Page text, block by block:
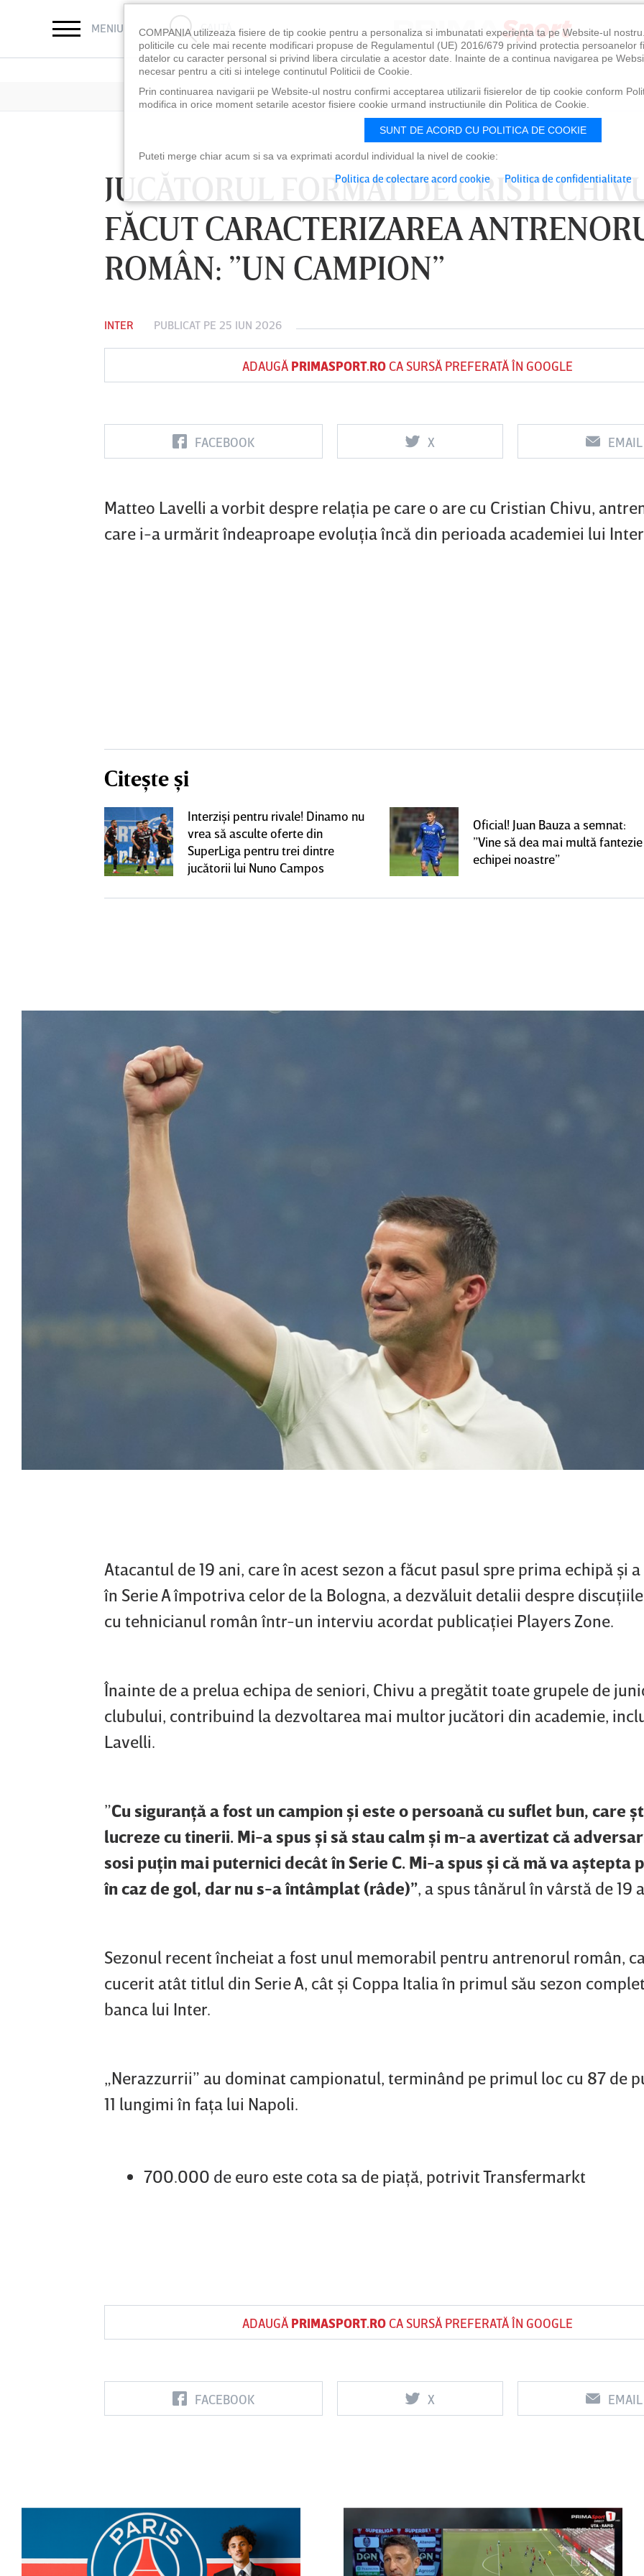
MENIU CAUTĂ
JUCĂTORUL FORMAT DE CRISTI
FĂCUT CARACTERIZAREA
ROMÂN: ”UN CAMPION”
INTER PUBLICAT PE 25 IUN 2026
ADAUGĂ PRIMASPORT.ROCA SURSĂ PREFERATĂ ÎN GOOGLE
FACEBOOK X EMAIL
Matteo Lavelli a vorbit despre relaţia pe care o are cu Cristian Chivu,
care i-a urmărit îndeaproape evoluţia încă din perioada academiei lui
Citește și
Interzişi pentru rivale! Dinamo nu
vrea să asculte oferte din
SuperLiga pentru trei dintre
jucătorii lui Nuno Campos
Oficial! Juan Bauza a semnat:
”Vine să dea mai multă fantezie
echipei noastre”
Atacantul de 19 ani, care în acest sezon a făcut pasul spre prima echipă şi
în Serie A împotriva celor de la Bologna, a dezvăluit detalii despre
cu tehnicianul român într-un interviu acordat publicaţiei Players Zone.
Înainte de a prelua echipa de seniori, Chivu a pregătit toate grupele de
clubului, contribuind la dezvoltarea mai multor jucători din academie,
Lavelli.
”Cu siguranţă a fost un campion şi este o persoană cu suflet bun, care
lucreze cu tinerii. Mi-a spus şi să stau calm şi m-a avertizat că
sosi puţin mai puternici decât în Serie C. Mi-a spus şi că mă va aştepta
în caz de gol, dar nu s-a întâmplat (râde)”, a spus tânărul în vârstă de 19
Sezonul recent încheiat a fost unul memorabil pentru antrenorul român,
cucerit atât titlul din Serie A, cât şi Coppa Italia în primul său sezon
banca lui Inter.
„Nerazzurrii” au dominat campionatul, terminând pe primul loc cu 87 de
11 lungimi în faţa lui Napoli.
700.000 de euro este cota sa de piaţă, potrivit Transfermarkt
ADAUGĂ PRIMASPORT.ROCA SURSĂ PREFERATĂ ÎN GOOGLE
FACEBOOK X EMAIL
FC Botoşani
Vs
Corvinul
Hunedoara
Sepsi OSK Sf
Vs
FCSB UTA Arad
Vs
Rapid
COMPANIA utilizeaza fisiere de tip cookie pentru a personaliza si imbunatati experienta ta pe Website-ul
politicile cu cele mai recente modificari propuse de Regulamentul (UE) 2016/679 privind protectia persoanelor
datelor cu caracter personal si privind libera circulatie a acestor date. Inainte de a continua navigarea pe
necesar pentru a citi si intelege continutul Politicii de Cookie.
Prin continuarea navigarii pe Website-ul nostru confirmi acceptarea utilizarii fisierelor de tip cookie conform
modifica in orice moment setarile acestor fisiere cookie urmand instructiunile din Politica de Cookie.
SUNT DE ACORD CU POLITICA DE COOKIE
Puteti merge chiar acum si sa va exprimati acordul individual la nivel de cookie:
Politica de colectare acord cookie Politica de confidentialitate